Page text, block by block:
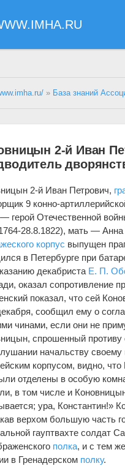
» База знаний
2-й Иван
2-й Иван Петрович,
9 конно-
герой Отечественной
28.8.1822), мать —
корпус выпущен
в Петербурге при
декабриста Е. П.
оказал сопротивление
показал, что сей
сообщил ему о
чинами, если они не
спрошенный противу
начальству
корпусом, видно,
отделены в особую
в том числе и
ура, Константин!»
верхом большую часть
гауптвахте солдат
полка, и с тем
в Гренадерском полку.